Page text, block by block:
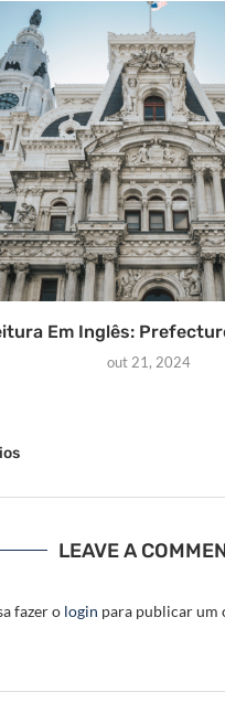
Em Inglês:
out 21, 2024
LEAVE A
fazer o login para publicar um